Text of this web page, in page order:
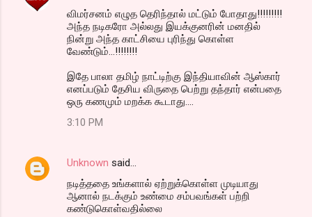
விமர்சனம் எழுத தெரிந்தால் மட்டும் போதாது!!!!!!!!!
அந்த நடிகரோ அல்லது இயக்குனரின் மனதில்
நின்று அந்த காட்சியை புரிந்து கொள்ள
வேண்டும்...!!!!!!!!
இதே பாலா தமிழ் நாட்டிற்கு இந்தியாவின் ஆஸ்கார்
எனப்படும் தேசிய விருதை பெற்று தந்தார் என்பதை
ஒரு கணமும் மறக்க கூடாது....
3:10 PM
Unknown said…
நடித்ததை உங்களால் ஏற்றுக்கொள்ள முடியாது
ஆனால் நடக்கும் உண்மை சம்பவங்கள் பற்றி
கண்டுகொள்வதில்லை